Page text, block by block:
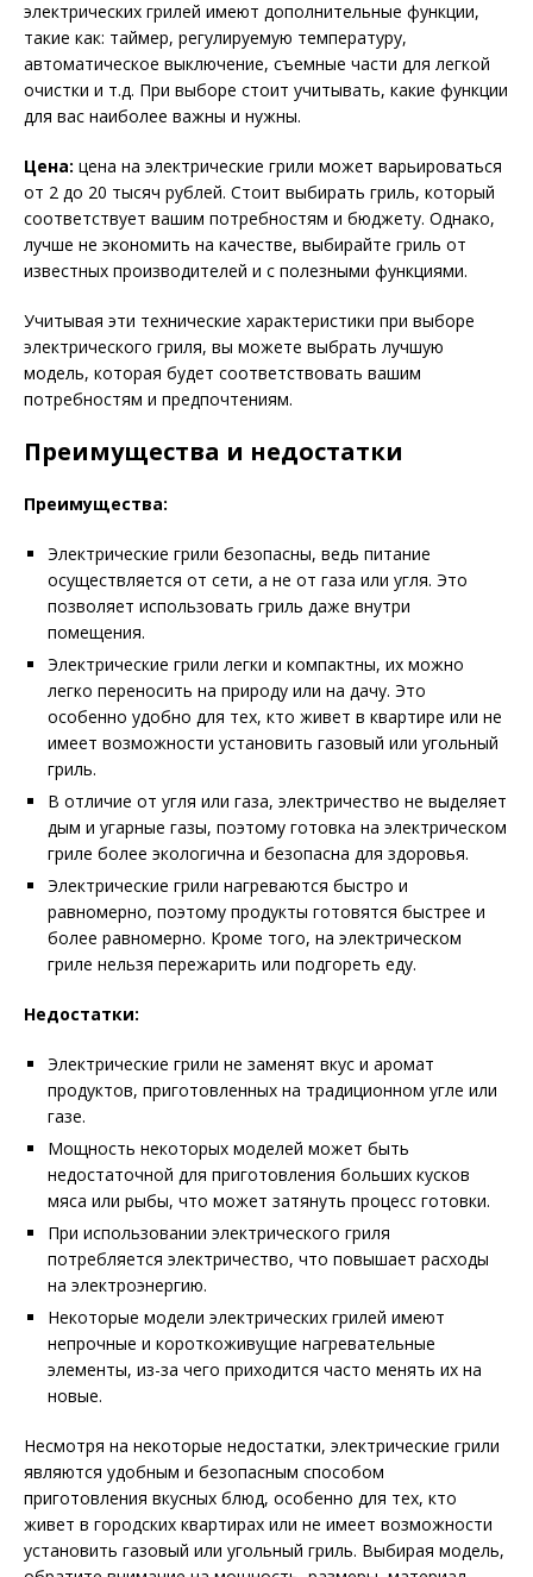
электрических грилей имеют дополнительные функции,
такие как: таймер, регулируемую температуру,
автоматическое выключение, съемные части для легкой
очистки и т.д. При выборе стоит учитывать, какие функции
для вас наиболее важны и нужны.
Цена: цена на электрические грили может варьироваться
от 2 до 20 тысяч рублей. Стоит выбирать гриль, который
соответствует вашим потребностям и бюджету. Однако,
лучше не экономить на качестве, выбирайте гриль от
известных производителей и с полезными функциями.
Учитывая эти технические характеристики при выборе
электрического гриля, вы можете выбрать лучшую
модель, которая будет соответствовать вашим
потребностям и предпочтениям.
Преимущества и недостатки
Преимущества:
Электрические грили безопасны, ведь питание
осуществляется от сети, а не от газа или угля. Это
позволяет использовать гриль даже внутри
помещения.
Электрические грили легки и компактны, их можно
легко переносить на природу или на дачу. Это
особенно удобно для тех, кто живет в квартире или не
имеет возможности установить газовый или угольный
гриль.
В отличие от угля или газа, электричество не выделяет
дым и угарные газы, поэтому готовка на электрическом
гриле более экологична и безопасна для здоровья.
Электрические грили нагреваются быстро и
равномерно, поэтому продукты готовятся быстрее и
более равномерно. Кроме того, на электрическом
гриле нельзя пережарить или подгореть еду.
Недостатки:
Электрические грили не заменят вкус и аромат
продуктов, приготовленных на традиционном угле или
газе.
Мощность некоторых моделей может быть
недостаточной для приготовления больших кусков
мяса или рыбы, что может затянуть процесс готовки.
При использовании электрического гриля
потребляется электричество, что повышает расходы
на электроэнергию.
Некоторые модели электрических грилей имеют
непрочные и короткоживущие нагревательные
элементы, из-за чего приходится часто менять их на
новые.
Несмотря на некоторые недостатки, электрические грили
являются удобным и безопасным способом
приготовления вкусных блюд, особенно для тех, кто
живет в городских квартирах или не имеет возможности
установить газовый или угольный гриль. Выбирая модель,